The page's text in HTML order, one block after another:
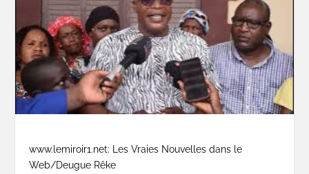
www.lemiroir1.net: Les Vraies Nouvelles dans le
Web/Deugue Rêke